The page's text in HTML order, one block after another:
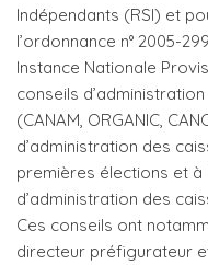
Indépendants (RSI) et
l’ordonnance n° 2005-
Instance Nationale
conseils
(CANAM, ORGANIC,
d’administration des
premières élections et à
d’administration des
Ces conseils ont
directeur préfigurateur